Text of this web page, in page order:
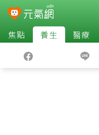
焦點 養生 醫療